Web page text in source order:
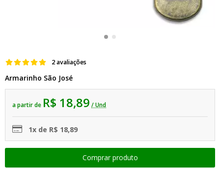
2 avaliações
Armarinho São José
a partir de R$ 18,89 / Und
1x de R$ 18,89